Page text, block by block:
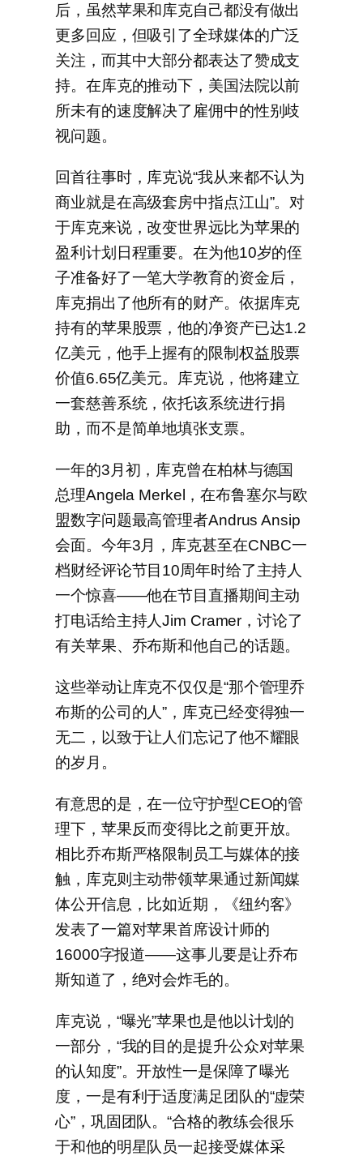
后，虽然苹果和库克自己都没有做出
更多回应，但吸引了全球媒体的广泛
关注，而其中大部分都表达了赞成支
持。在库克的推动下，美国法院以前
所未有的速度解决了雇佣中的性别歧
视问题。
回首往事时，库克说“我从来都不认为
商业就是在高级套房中指点江山”。对
于库克来说，改变世界远比为苹果的
盈利计划日程重要。在为他10岁的侄
子准备好了一笔大学教育的资金后，
库克捐出了他所有的财产。依据库克
持有的苹果股票，他的净资产已达1.2
亿美元，他手上握有的限制权益股票
价值6.65亿美元。库克说，他将建立
一套慈善系统，依托该系统进行捐
助，而不是简单地填张支票。
一年的3月初，库克曾在柏林与德国
总理Angela Merkel，在布鲁塞尔与欧
盟数字问题最高管理者Andrus Ansip
会面。今年3月，库克甚至在CNBC一
档财经评论节目10周年时给了主持人
一个惊喜——他在节目直播期间主动
打电话给主持人Jim Cramer，讨论了
有关苹果、乔布斯和他自己的话题。
这些举动让库克不仅仅是“那个管理乔
布斯的公司的人”，库克已经变得独一
无二，以致于让人们忘记了他不耀眼
的岁月。
有意思的是，在一位守护型CEO的管
理下，苹果反而变得比之前更开放。
相比乔布斯严格限制员工与媒体的接
触，库克则主动带领苹果通过新闻媒
体公开信息，比如近期，《纽约客》
发表了一篇对苹果首席设计师的
16000字报道——这事儿要是让乔布
斯知道了，绝对会炸毛的。
库克说，“曝光”苹果也是他以计划的
一部分，“我的目的是提升公众对苹果
的认知度”。开放性一是保障了曝光
度，一是有利于适度满足团队的“虚荣
心”，巩固团队。“合格的教练会很乐
于和他的明星队员一起接受媒体采